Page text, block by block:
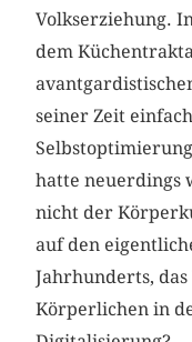
Volkserziehung.
dem
seiner Zeit
hatte neuerdings
nicht der
auf den
Jahrhunderts,
Körperlichen in